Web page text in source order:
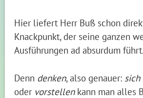
Hier liefert Herr Buß schon
Knackpunkt, der seine ganzen
Ausführungen ad absurdum führt.
Denn denken, also genauer: sich
oder vorstellenkann man alles